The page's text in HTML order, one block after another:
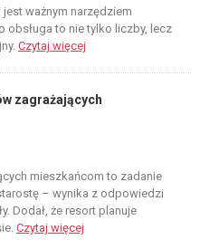
ważnym narzędziem
obsługa to nie tylko liczby, lecz
Czytaj więcej
zagrażających
mieszkańcom to zadanie
– wynika z odpowiedzi
Dodał, że resort planuje
Czytaj więcej